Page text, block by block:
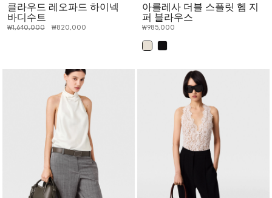
클라우드 레오파드 하이넥
바디수트
인하 전 가격:
₩1,640,000인하된 가격:
₩820,000
아를레사 더블 스플릿 헴 지
퍼 블라우스
₩985,000